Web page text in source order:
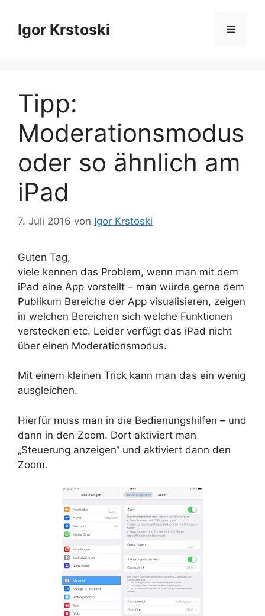
Inhalt
springenIgor Krstoski Menü
Tipp:
Moderationsmodus
oder so ähnlich am
iPad
7. Juli 2016 von Igor Krstoski
Guten Tag,
viele kennen das Problem, wenn man mit dem
iPad eine App vorstellt – man würde gerne dem
Publikum Bereiche der App visualisieren, zeigen
in welchen Bereichen sich welche Funktionen
verstecken etc. Leider verfügt das iPad nicht
über einen Moderationsmodus.
Mit einem kleinen Trick kann man das ein wenig
ausgleichen.
Hierfür muss man in die Bedienungshilfen – und
dann in den Zoom. Dort aktiviert man
„Steuerung anzeigen“ und aktiviert dann den
Zoom.